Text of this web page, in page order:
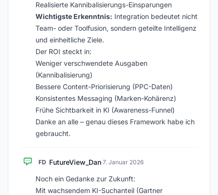
Realisierte Kannibalisierungs-Einsparungen
Wichtigste Erkenntnis: Integration bedeutet nicht
Team- oder Toolfusion, sondern geteilte Intelligenz
und einheitliche Ziele.
Der ROI steckt in:
Weniger verschwendete Ausgaben
(Kannibalisierung)
Bessere Content-Priorisierung (PPC-Daten)
Konsistentes Messaging (Marken-Kohärenz)
Frühe Sichtbarkeit in KI (Awareness-Funnel)
Danke an alle – genau dieses Framework habe ich
gebraucht.
FD FutureView_Dan·7. Januar 2026
Noch ein Gedanke zur Zukunft:
Mit wachsendem KI-Suchanteil (Gartner